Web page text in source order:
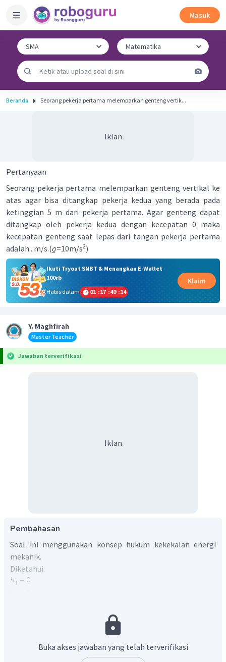
Masuk
Beranda Seorang pekerja pertama melemparkan genteng vertik...
Iklan
Pertanyaan
Seorang pekerja pertama melemparkan genteng vertikal ke
atas agar bisa ditangkap pekerja kedua yang berada pada
ketinggian 5 m dari pekerja pertama. Agar genteng dapat
ditangkap oleh pekerja kedua dengan kecepatan 0 maka
kecepatan genteng saat lepas dari tangan pekerja pertama
adalah...m/s.(g=10m/s2)
Ikuti Tryout SNBT & Menangkan E-Wallet
100rb
Habis dalam
01 :17 :49 :14
Klaim
Y. Maghfirah
Master Teacher
Jawaban terverifikasi
Iklan
Pembahasan
Soal ini menggunakan konsep hukum kekekalan energi
mekanik.
Diketahui:
mekanik di titik 1 akan sama dengan energi mekanik dititik
Buka akses jawaban yang telah terverifikasi